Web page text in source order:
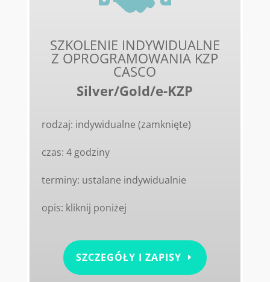
SZKOLENIE INDYWIDUALNE
Z OPROGRAMOWANIA KZP
CASCO
Silver/Gold/e-KZP
rodzaj: indywidualne (zamknięte)
czas: 4 godziny
terminy: ustalane indywidualnie
opis: kliknij poniżej
SZCZEGÓŁY I ZAPISY